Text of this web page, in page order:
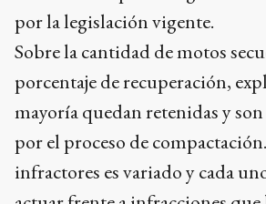
por la legislación vigente.
Sobre la cantidad de motos
porcentaje de recuperación,
mayoría quedan retenidas y son
por el proceso de
infractores es variado y cada